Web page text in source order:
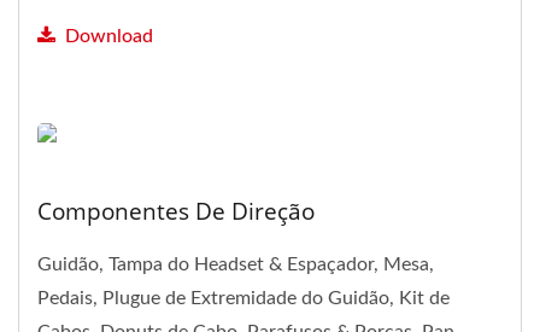
Download
Componentes De Direção
Guidão, Tampa do Headset & Espaçador, Mesa,
Pedais, Plugue de Extremidade do Guidão, Kit de